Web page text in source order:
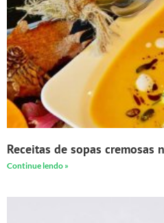
Receitas de sopas cremosas
Continue lendo »